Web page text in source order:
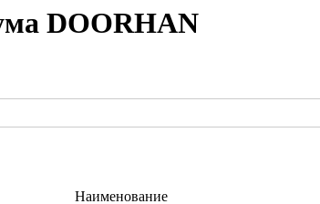
DOORHAN
Наименование